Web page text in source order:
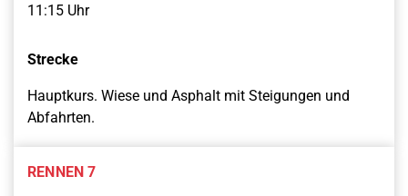
11:15 Uhr
Strecke
Hauptkurs. Wiese und Asphalt mit Steigungen und
Abfahrten.
RENNEN 7